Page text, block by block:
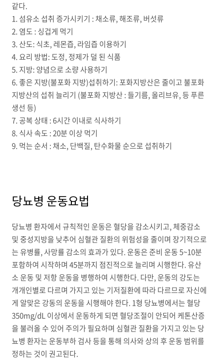
같다.
1. 섬유소 섭취 증가시키기 : 채소류, 해조류, 버섯류
2. 염도 : 싱겁게 먹기
3. 산도: 식초, 레몬즙, 라임즙 이용하기
4. 요리 방법: 도정, 정제가 덜 된 식품
5. 지방: 양념으로 소량 사용하기
6. 좋은 지방(불포화 지방)섭취하기: 포화지방산은 줄이고 불포화
지방산의 섭취 늘리기 (불포화 지방산 : 들기름, 올리브유, 등 푸른
생선 등)
7. 공복 상태 : 6시간 이내로 식사하기
8. 식사 속도 : 20분 이상 먹기
9. 먹는 순서 : 채소, 단백질, 탄수화물 순으로 섭취하기
당뇨병 운동요법
당뇨병 환자에서 규칙적인 운동은 혈당을 감소시키고, 체중감소
및 중성지방을 낮추어 심혈관 질환의 위험성을 줄이며 장기적으로
는 유병률, 사망률 감소의 효과가 있다. 운동은 준비 운동 5~10분
포함하여 시작하며 45분까지 점진적으로 늘리며 시행한다. 유산
소 운동 및 저항 운동을 병행하여 시행한다. 다만, 운동의 강도는
개개인별로 다르며 가지고 있는 기저질환에 따라 다르므로 자신에
게 알맞은 강동의 운동을 시행해야 한다. 1형 당뇨병에서는 혈당
350mg/dL 이상에서 운동하게 되면 혈당조절이 안되어 케톤산증
을 불러올 수 있어 주의가 필요하며 심혈관 질환을 가지고 있는 당
뇨병 환자는 운동부하 검사 등을 통해 의사와 상의 후 운동 범위를
정하는 것이 권고된다.